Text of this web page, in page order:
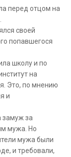
перед отцом на
своей
попавшегося
школу и по
на
Это, по мнению
и
замуж за
мужа. Но
мужа были
и требовали,